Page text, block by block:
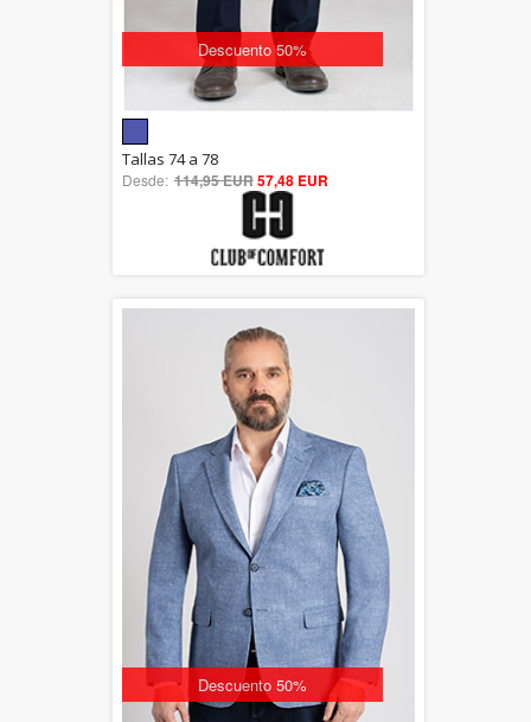
Descuento 50%
out of 5
Tallas 74 a 78
Desde: 114,95 EUR57,48 EUR
Descuento 50%